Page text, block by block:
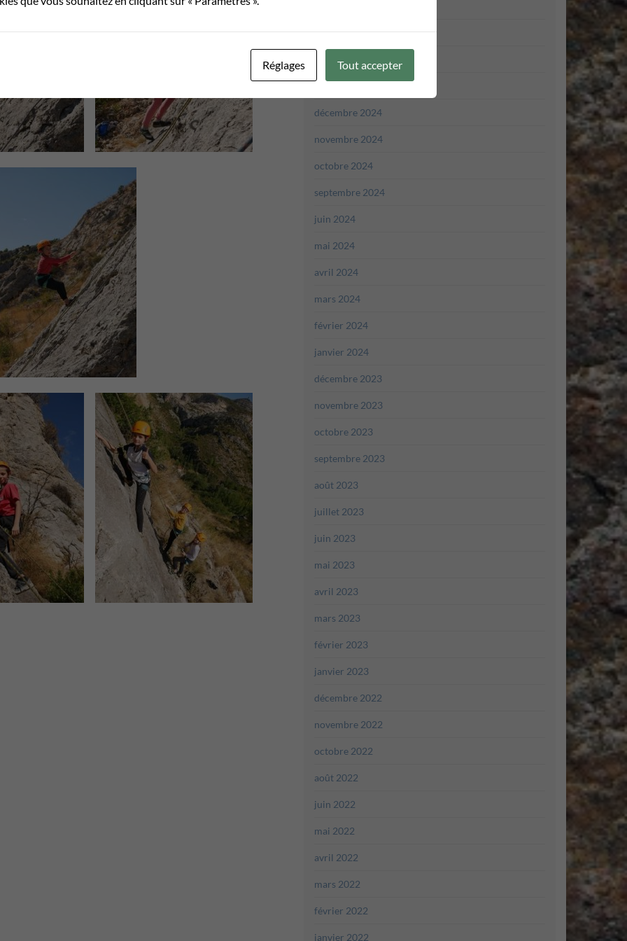
mars 2025
février 2025
décembre 2024
novembre 2024
octobre 2024
septembre 2024
juin 2024
mai 2024
avril 2024
mars 2024
février 2024
janvier 2024
décembre 2023
novembre 2023
octobre 2023
septembre 2023
août 2023
juillet 2023
juin 2023
mai 2023
avril 2023
mars 2023
février 2023
janvier 2023
décembre 2022
novembre 2022
octobre 2022
août 2022
juin 2022
mai 2022
avril 2022
mars 2022
février 2022
janvier 2022
Réglages Tout accepter